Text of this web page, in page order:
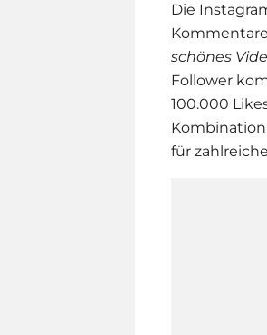
Die
schönes
Follower
100.000
für